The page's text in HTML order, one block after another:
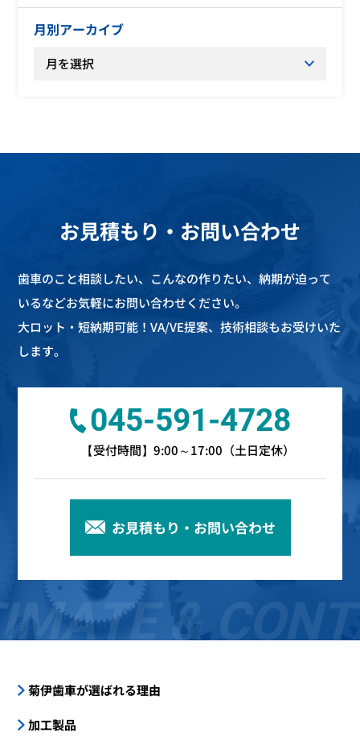
月別アーカイブ
お見積もり・お問い合わせ
歯車のこと相談したい、こんなの作りたい、納期が迫って
いるなどお気軽にお問い合わせください。
大ロット・短納期可能！VA/VE提案、技術相談もお受けいた
します。
045-591-4728
【受付時間】9:00～17:00（土日定休）
お見積もり・お問い合わせ
&
菊伊歯車が選ばれる理由
加工製品